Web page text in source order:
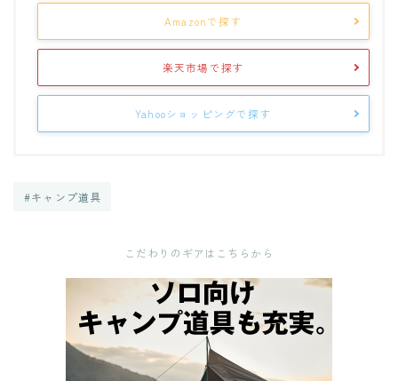
Amazonで探す
楽天市場で探す
Yahooショッピングで探す
#キャンプ道具
こだわりのギアはこちらから